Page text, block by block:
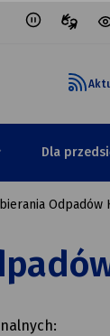
Tłumacz
Dla
Odpadów